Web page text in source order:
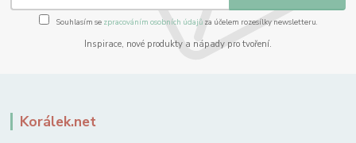
Souhlasím se zpracováním osobních údajůza účelem rozesílky newsletteru.
Inspirace, nové produkty a nápady pro tvoření.
Korálek.net